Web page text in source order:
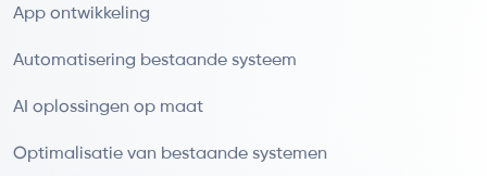
App ontwikkeling
Automatisering bestaande systeem
AI oplossingen op maat
Optimalisatie van bestaande systemen